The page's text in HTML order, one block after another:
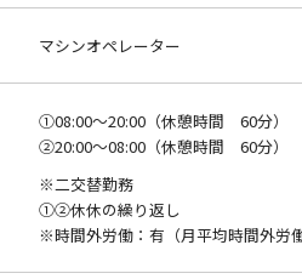
マシンオペレーター
①08:00～20:00（休憩時間 60分）
②20:00～08:00（休憩時間 60分）
※二交替勤務
①②休休の繰り返し
※時間外労働：有（月平均時間外労